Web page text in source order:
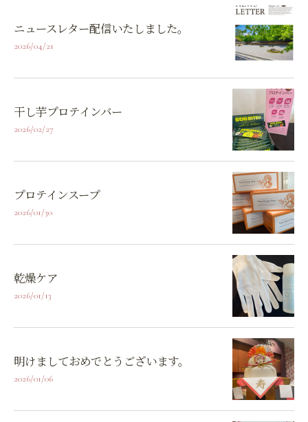
ニュースレター配信いたしました。
2026/04/21
干し芋プロテインバー
2026/02/27
プロテインスープ
2026/01/30
乾燥ケア
2026/01/13
明けましておめでとうございます。
2026/01/06